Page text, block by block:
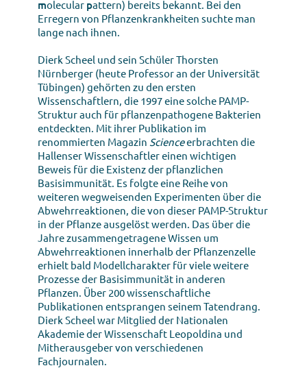
molecular pattern) bereits bekannt. Bei den
Erregern von Pflanzenkrankheiten suchte man
lange nach ihnen.
Dierk Scheel und sein Schüler Thorsten
Nürnberger (heute Professor an der Universität
Tübingen) gehörten zu den ersten
Wissenschaftlern, die 1997 eine solche PAMP-
Struktur auch für pflanzenpathogene Bakterien
entdeckten. Mit ihrer Publikation im
renommierten Magazin Scienceerbrachten die
Hallenser Wissenschaftler einen wichtigen
Beweis für die Existenz der pflanzlichen
Basisimmunität. Es folgte eine Reihe von
weiteren wegweisenden Experimenten über die
Abwehrreaktionen, die von dieser PAMP-Struktur
in der Pflanze ausgelöst werden. Das über die
Jahre zusammengetragene Wissen um
Abwehrreaktionen innerhalb der Pflanzenzelle
erhielt bald Modellcharakter für viele weitere
Prozesse der Basisimmunität in anderen
Pflanzen. Über 200 wissenschaftliche
Publikationen entsprangen seinem Tatendrang.
Dierk Scheel war Mitglied der Nationalen
Akademie der Wissenschaft Leopoldina und
Mitherausgeber von verschiedenen
Fachjournalen.